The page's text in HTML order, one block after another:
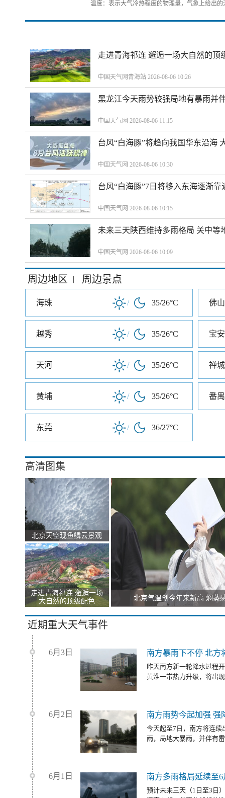
温度：表示大气冷热程度的物理量，气象上给出
走进青海祁连 邂逅一场大自然的顶
中国天气网青海站 2026-08-06 10:26
黑龙江今天雨势较强局地有暴雨并
中国天气网 2026-08-06 11:15
台风“白海豚”将趋向我国华东沿海
中国天气网 2026-08-06 10:30
台风“白海豚”7日将移入东海逐渐
中国天气网 2026-08-06 10:15
未来三天陕西维持多雨格局 关中等
中国天气网 2026-08-06 10:09
周边地区 | 周边景点
海珠 / 35/26°C 佛山
越秀 / 35/26°C 宝安
天河 / 35/26°C 禅城
黄埔 / 35/26°C 番禺
东莞 / 36/27°C
高清图集
北京天空现鱼鳞云景观
走进青海祁连 邂逅一场
大自然的顶级配色
北京气温创今年来新高 焖蒸
近期重大天气事件
6月3日 南方暴雨下不停 北方
昨天南方新一轮降水过程
黄淮一带热力升级，将出
6月2日 南方雨势今起加强 强
今天起至7日，南方将连续
雨，局地大暴雨，并伴有
6月1日 南方多雨格局延续至
预计未来三天（1日至3日